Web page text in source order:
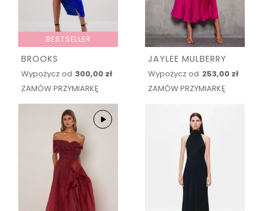
BESTSELLER
BROOKS
Wypożycz od 300,00 zł
ZAMÓW PRZYMIARKĘ
JAYLEE MULBERRY
Wypożycz od 253,00 zł
ZAMÓW PRZYMIARKĘ